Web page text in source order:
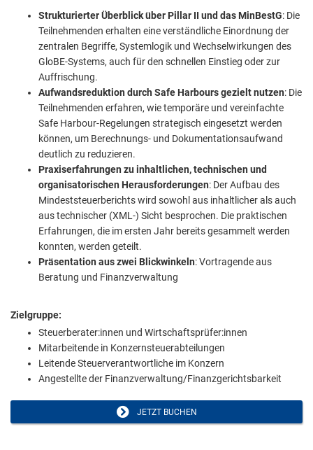
Strukturierter Überblick über Pillar II und das MinBestG: Die
Teilnehmenden erhalten eine verständliche Einordnung der
zentralen Begriffe, Systemlogik und Wechselwirkungen des
GloBE-Systems, auch für den schnellen Einstieg oder zur
Auffrischung.
Aufwandsreduktion durch Safe Harbours gezielt nutzen: Die
Teilnehmenden erfahren, wie temporäre und vereinfachte
Safe Harbour-Regelungen strategisch eingesetzt werden
können, um Berechnungs- und Dokumentationsaufwand
deutlich zu reduzieren.
Praxiserfahrungen zu inhaltlichen, technischen und
organisatorischen Herausforderungen: Der Aufbau des
Mindeststeuerberichts wird sowohl aus inhaltlicher als auch
aus technischer (XML-) Sicht besprochen. Die praktischen
Erfahrungen, die im ersten Jahr bereits gesammelt werden
konnten, werden geteilt.
Präsentation aus zwei Blickwinkeln: Vortragende aus
Beratung und Finanzverwaltung
Zielgruppe:
Steuerberater:innen und Wirtschaftsprüfer:innen
Mitarbeitende in Konzernsteuerabteilungen
Leitende Steuerverantwortliche im Konzern
Angestellte der Finanzverwaltung/Finanzgerichtsbarkeit
JETZT BUCHEN